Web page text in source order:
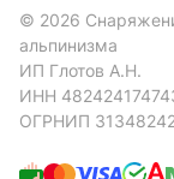
© 2026
альпинизма
ИП Глотов А.Н.
ИНН
ОГРНИП